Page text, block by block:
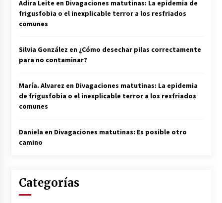
Adira Leite en Divagaciones matutinas: La epidemia de
frigusfobia o el inexplicable terror a los resfriados
comunes
Silvia González en ¿Cómo desechar pilas correctamente
para no contaminar?
María. Alvarez en Divagaciones matutinas: La epidemia
de frigusfobia o el inexplicable terror a los resfriados
comunes
Daniela en Divagaciones matutinas: Es posible otro
camino
Categorías